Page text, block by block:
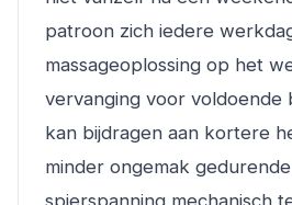
patroon zich iedere
massageoplossing op het
vervanging voor voldoende
kan bijdragen aan kortere
minder ongemak
spierspanning mechanisch